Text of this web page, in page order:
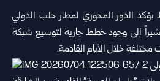
الدور المحوري لمطار حلب الدولي
إلى وجود خطط جارية لتوسيع شبكة
خلال الأيام القادمة.‏